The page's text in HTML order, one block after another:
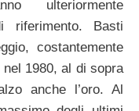
ulteriormente
riferimento. Basti
costantemente
1980, al di sopra
anche l’oro. Al